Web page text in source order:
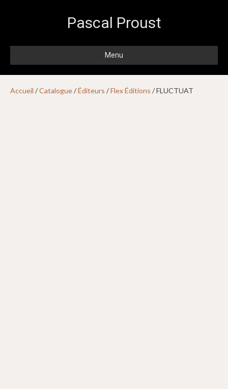
Pascal Proust
Menu
Accueil /Catalogue/Éditeurs /Flex Éditions / FLUCTUAT